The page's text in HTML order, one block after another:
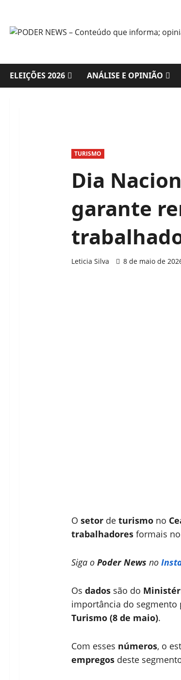
content
ELEIÇÕES 2026 ANÁLISE E OPINIÃO
TURISMO
Dia
garante
Leticia Silva 8 de maio de
O setor de turismo no
trabalhadores formais no
Siga o Poder News no
Os dados são do
importância do segmento
Turismo (8 de maio).
Com esses números, o
empregos deste